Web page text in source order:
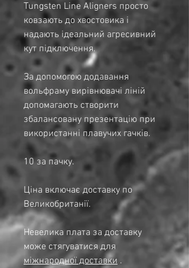
Tungsten Line Aligners просто
ковзають до хвостовика і
надають ідеальний агресивний
кут підключення.
За допомогою додавання
вольфраму вирівнювачі ліній
допомагають створити
збалансовану презентацію при
використанні плавучих гачків.
10 за пачку.
Ціна включає доставку по
Великобританії.
Невелика плата за доставку
може стягуватися для
міжнародної доставки .